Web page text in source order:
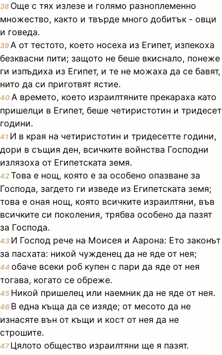
38 Още с тях излезе и голямо разноплеменно
множество, както и твърде много добитък - овци
и говеда.
39 А от тестото, което носеха из Египет, изпекоха
безквасни пити; защото не беше вкиснало, понеже
ги изпъдиха из Египет, и те не можаха да се бавят,
нито да си приготвят ястие.
40 А времето, което израилтяните прекараха като
пришелци в Египет, беше четиристотин и тридесет
години.
41 И в края на четиристотин и тридесетте години,
дори в същия ден, всичките войнства Господни
излязоха от Египетската земя.
42Това е нощ, която е за особено опазване за
Господа, загдето ги изведе из Египетската земя;
това е оная нощ, която всичките израилтяни, във
всичките си поколения, трябва особено да пазят
за Господа.
43 И Господ рече на Моисея и Аарона: Ето законът
за пасхата: никой чужденец да не яде от нея;
44 обаче всеки роб купен с пари да яде от нея
тогава, когато се обреже.
45 Никой пришелец или наемник да не яде от нея.
46 В една къща да се изяде; от месото да не
изнасяте вън от къщи и кост от нея да не
строшите.
47Цялото общество израилтяни ще я пазят.